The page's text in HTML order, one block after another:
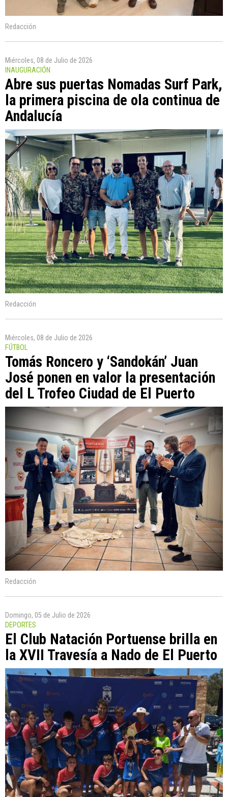
Redacción
Miércoles, 08 de Julio de 2026
INAUGURACIÓN
Abre sus puertas Nomadas Surf Park,
la primera piscina de ola continua de
Andalucía
Redacción
Miércoles, 08 de Julio de 2026
FÚTBOL
Tomás Roncero y ‘Sandokán’ Juan
José ponen en valor la presentación
del L Trofeo Ciudad de El Puerto
Redacción
Domingo, 05 de Julio de 2026
DEPORTES
El Club Natación Portuense brilla en
la XVII Travesía a Nado de El Puerto